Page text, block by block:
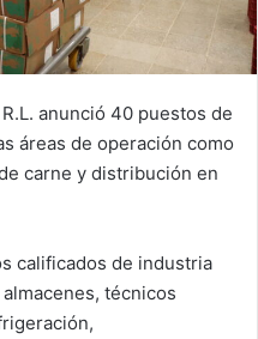
anunció 40 puestos de
áreas de operación como
carne y distribución en
calificados de industria
técnicos